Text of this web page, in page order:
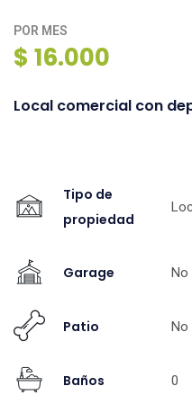
POR MES
$ 16.000
Local comercial con
Tipo de
propiedad
Garage No
Patio No
Baños 0